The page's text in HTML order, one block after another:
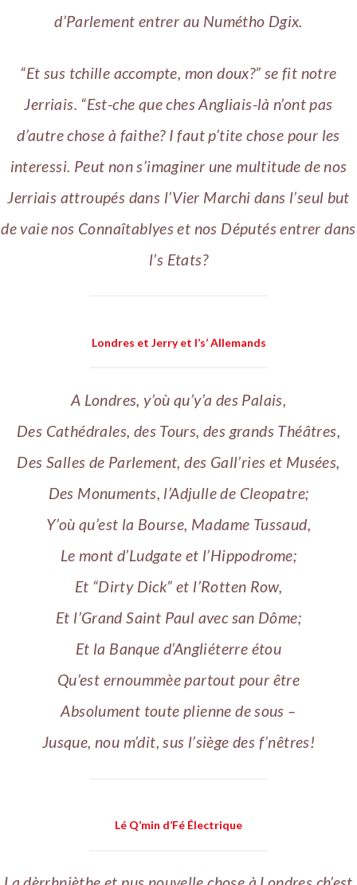
d’Parlement entrer au Numétho Dgix.
“Et sus tchille accompte, mon doux?” se fit notre
Jerriais. “Est-che que ches Angliais-là n’ont pas
d’autre chose à faithe? I faut p’tite chose pour les
interessi. Peut non s’imaginer une multitude de nos
Jerriais attroupés dans l’Vier Marchi dans l’seul but
de vaie nos Connaîtablyes et nos Députés entrer dans
l’s Etats?
Londres et Jerry et l’s’ Allemands
A Londres, y’où qu’y’a des Palais,
Des Cathédrales, des Tours, des grands Théâtres,
Des Salles de Parlement, des Gall’ries et Musées,
Des Monuments, l’Adjulle de Cleopatre;
Y’où qu’est la Bourse, Madame Tussaud,
Le mont d’Ludgate et l’Hippodrome;
Et “Dirty Dick” et l’Rotten Row,
Et l’Grand Saint Paul avec san Dôme;
Et la Banque d’Angliéterre étou
Qu’est ernoummèe partout pour être
Absolument toute plienne de sous –
Jusque, nou m’dit, sus l’siège des f’nêtres!
Lé Q’min d’Fé Électrique